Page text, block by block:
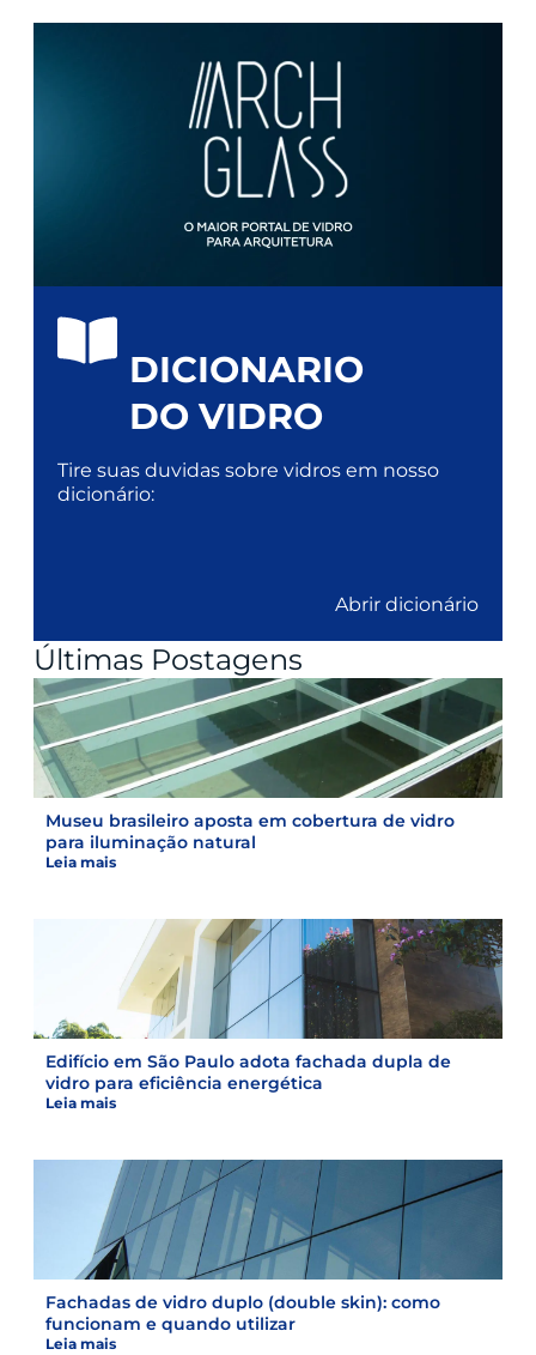
DICIONARIO
DO VIDRO
Tire suas duvidas sobre vidros em nosso
dicionário:
Abrir dicionário
Últimas Postagens
Museu brasileiro aposta em cobertura de vidro
para iluminação natural
Leia mais
Edifício em São Paulo adota fachada dupla de
vidro para eficiência energética
Leia mais
Fachadas de vidro duplo (double skin): como
funcionam e quando utilizar
Leia mais